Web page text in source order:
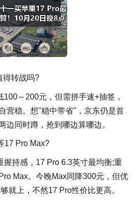
得转战吗?
～200元，但需拼手速+抽签，
营稳。想"稳中带省"，京东仍是首
边同时蹲，抢到哪边算哪边。
17 Pro Max?
握持感，17 Pro 6.3英寸最均衡;重
Max。今晚Max同降300元，但优
就上，不然17 Pro性价比更高。